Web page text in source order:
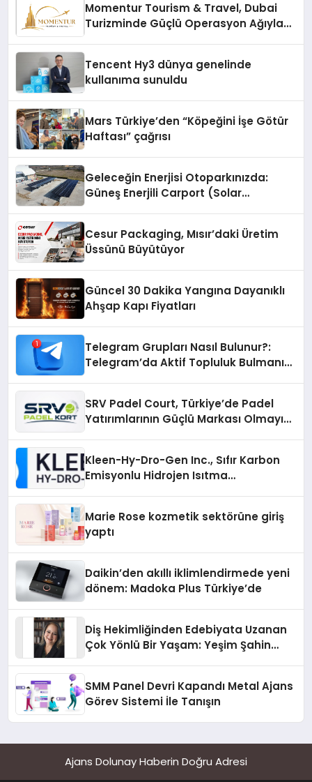
Momentur Tourism & Travel, Dubai
Turizminde Güçlü Operasyon Ağıyla
Tencent Hy3 dünya genelinde
kullanıma sunuldu
Mars Türkiye’den “Köpeğini İşe Götür
Haftası” çağrısı
Geleceğin Enerjisi Otoparkınızda:
Güneş Enerjili Carport (Solar
Cesur Packaging, Mısır’daki Üretim
Üssünü Büyütüyor
Güncel 30 Dakika Yangına Dayanıklı
Ahşap Kapı Fiyatları
Telegram Grupları Nasıl Bulunur?:
Telegram’da Aktif Topluluk Bulmanın
SRV Padel Court, Türkiye’de Padel
Yatırımlarının Güçlü Markası Olmayı
Kleen-Hy-Dro-Gen Inc., Sıfır Karbon
Emisyonlu Hidrojen Isıtma
Marie Rose kozmetik sektörüne giriş
yaptı
Daikin’den akıllı iklimlendirmede yeni
dönem: Madoka Plus Türkiye’de
Diş Hekimliğinden Edebiyata Uzanan
Çok Yönlü Bir Yaşam: Yeşim Şahin
SMM Panel Devri Kapandı Metal Ajans
Görev Sistemi İle Tanışın
Ajans Dolunay Haberin Doğru Adresi